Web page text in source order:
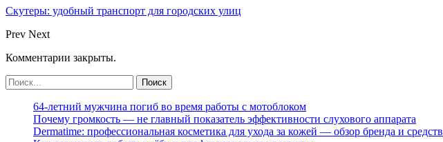
Скутеры: удобный транспорт для городских улиц
Prev Next
Комментарии закрыты.
64-летний мужчина погиб во время работы с мотоблоком
Почему громкость — не главный показатель эффективности слухового аппарата
Dermatime: профессиональная косметика для ухода за кожей — обзор бренда и средств